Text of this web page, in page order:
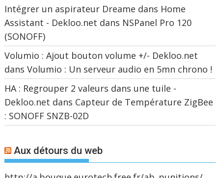
Intégrer un aspirateur Dreame dans Home
Assistant - Dekloo.net dans NSPanel Pro 120
(SONOFF)
Volumio : Ajout bouton volume +/- Dekloo.net
dansVolumio : Un serveur audio en 5mn chrono !
HA : Regrouper 2 valeurs dans une tuile -
Dekloo.net dans Capteur de Température ZigBee
: SONOFF SNZB-02D
Aux détours du web